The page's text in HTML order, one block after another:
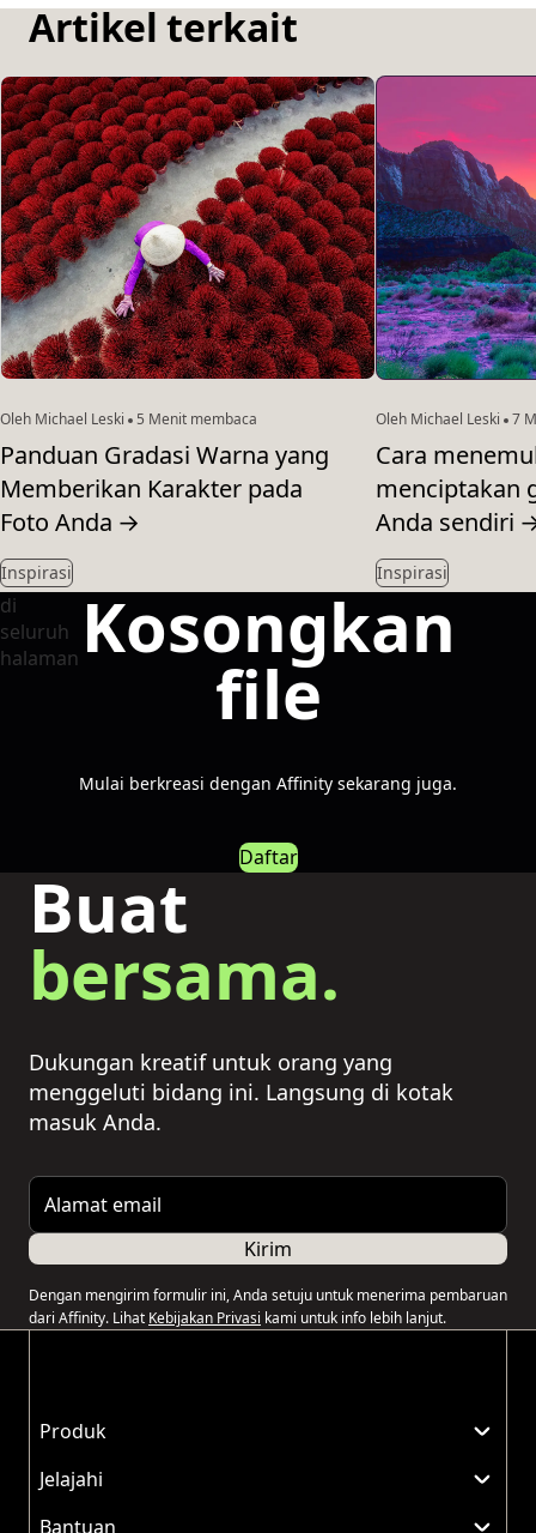
Artikel terkait
Oleh Michael Leski 5 Menit membaca
Panduan Gradasi Warna yang
Memberikan Karakter pada
Foto Anda →
Inspirasi
Oleh Michael Leski 7
Cara
menciptakan
Anda sendiri
Inspirasi
Kosongkan
file
Mulai berkreasi dengan Affinity sekarang juga.
Daftar
Buat
bersama.
Dukungan kreatif untuk orang yang
menggeluti bidang ini. Langsung di kotak
masuk Anda.
Alamat email
Kirim
Dengan mengirim formulir ini, Anda setuju untuk menerima pembaruan
dari Affinity. Lihat Kebijakan Privasi kami untuk info lebih lanjut.
Produk
Jelajahi
Bantuan